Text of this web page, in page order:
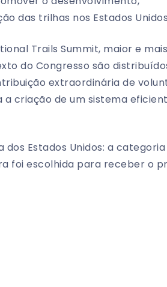
das trilhas nos Estados
Trails Summit, maior e mais
do Congresso são
extraordinária de
criação de um sistema
dos Estados Unidos: a categoria
foi escolhida para receber o